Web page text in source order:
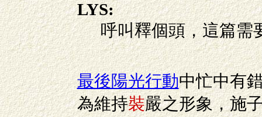
LYS:
呼叫釋個頭，這篇需
最後陽光行動中忙中有
為維持裝嚴之形象，施